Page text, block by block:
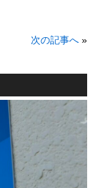
次の記事へ »